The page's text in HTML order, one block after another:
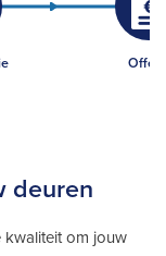
deuren
om jouw